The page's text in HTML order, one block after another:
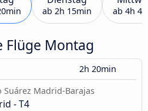
ab 2h 15min ab 4h
Flüge Montag
2h 20min
Suárez Madrid-Barajas
- T4